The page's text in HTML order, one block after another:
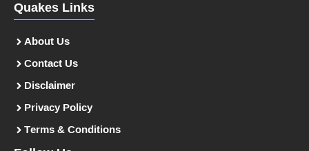
Quakes Links
About Us
Contact Us
Disclaimer
Privacy Policy
Terms & Conditions